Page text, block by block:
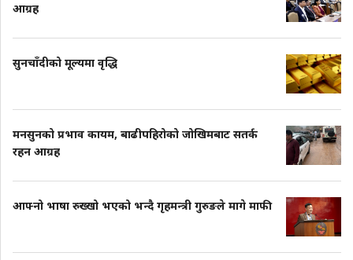
आग्रह
सुनचाँदीको मूल्यमा वृद्धि
मनसुनको प्रभाव कायम, बाढीपहिरोको जोखिमबाट सतर्क
रहन आग्रह
आफ्नो भाषा रुख्खो भएको भन्दै गृहमन्त्री गुरुङले मागे माफी